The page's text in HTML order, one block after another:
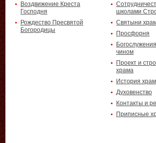
Воздвижение Креста
Господня
Рождество Пресвятой
Богородицы
школами
Святыни
Просфорня
чином
Проект и
храма
История
Духовенство
Контакты и
Приписные